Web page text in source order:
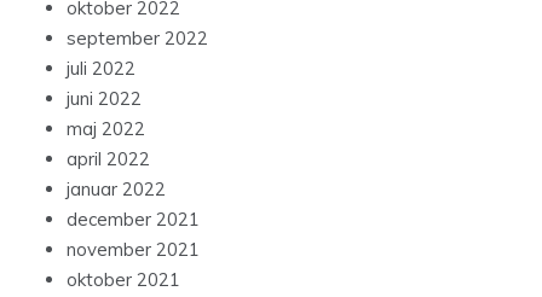
oktober 2022
september 2022
juli 2022
juni 2022
maj 2022
april 2022
januar 2022
december 2021
november 2021
oktober 2021